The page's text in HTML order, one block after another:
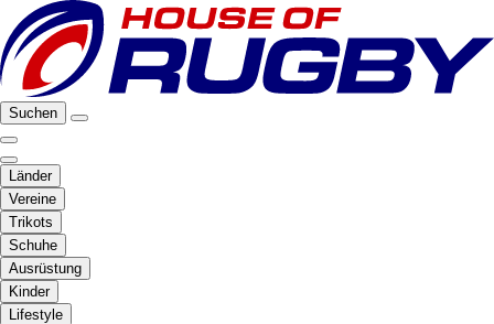
Suchen
Länder
Vereine
Trikots
Schuhe
Ausrüstung
Kinder
Lifestyle